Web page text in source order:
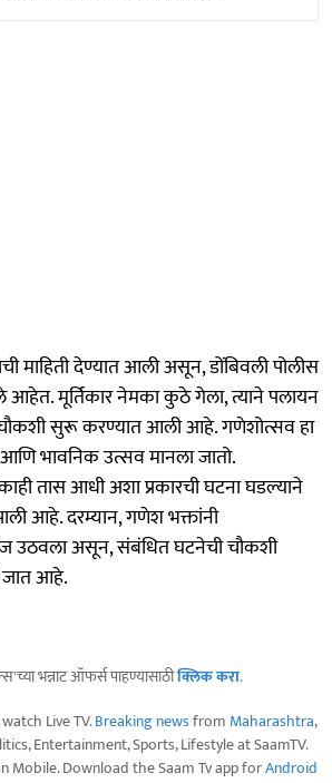
माहिती देण्यात आली असून, डोंबिवली पोलीस
मूर्तिकार नेमका कुठे गेला, त्याने पलायन
सुरू करण्यात आली आहे. गणेशोत्सव हा
आणि भावनिक उत्सव मानला जातो.
तास आधी अशा प्रकारची घटना घडल्याने
आहे. दरम्यान, गणेश भक्तांनी
उठवला असून, संबंधित घटनेची चौकशी
जात आहे.
भन्नाट ऑफर्स पाहण्यासाठीक्लिक करा.
Live TV.Breaking newsfrom Maharashtra,
Entertainment, Sports, Lifestyle at SaamTV.
Mobile. Download the Saam Tv app forAndroid